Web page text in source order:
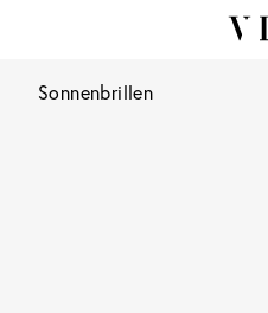
Sonnenbrillen